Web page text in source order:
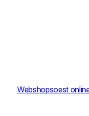
Webshopsoest